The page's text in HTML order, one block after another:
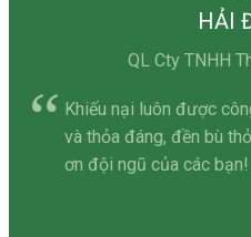
HẢI
QL Cty TNHH
Khiếu nại luôn được
và thỏa đáng, đền bù
ơn đội ngũ của các bạn!